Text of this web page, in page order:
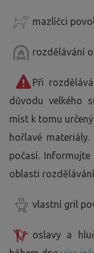
mazlíčci
rozdělávání
Při
důvodu velkého
míst k tomu
hořlavé
počasí.
oblasti
vlastní gril
oslavy a